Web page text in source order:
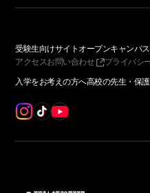
受験生向けサイト オープンキャンパス
アクセスお問い合わせ プライバシ
入学をお考えの方へ高校の先生・保